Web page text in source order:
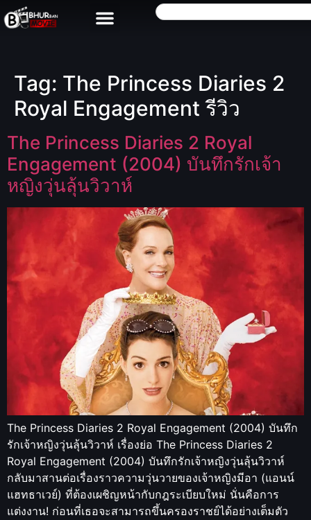
Tag: The Princess Diaries 2
Royal Engagement รีวิว
The Princess Diaries 2 Royal
Engagement (2004) บันทึกรักเจ้า
หญิงวุ่นลุ้นวิวาห์
The Princess Diaries 2 Royal Engagement (2004) บันทึก
รักเจ้าหญิงวุ่นลุ้นวิวาห์ เรื่องย่อ The Princess Diaries 2
Royal Engagement (2004) บันทึกรักเจ้าหญิงวุ่นลุ้นวิวาห์
กลับมาสานต่อเรื่องราวความวุ่นวายของเจ้าหญิงมีอา (แอนน์
แฮทธาเวย์) ที่ต้องเผชิญหน้ากับกฎระเบียบใหม่ นั่นคือการ
แต่งงาน! ก่อนที่เธอจะสามารถขึ้นครองราชย์ได้อย่างเต็มตัว